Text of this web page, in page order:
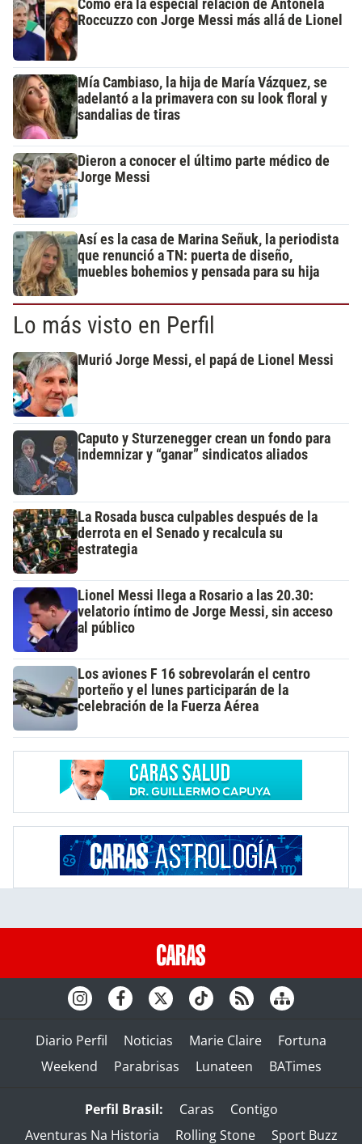
Cómo era la especial relación de Antonela
Roccuzzo con Jorge Messi más allá de Lionel
Mía Cambiaso, la hija de María Vázquez, se
adelantó a la primavera con su look floral y
sandalias de tiras
Dieron a conocer el último parte médico de
Jorge Messi
Así es la casa de Marina Señuk, la periodista
que renunció a TN: puerta de diseño,
muebles bohemios y pensada para su hija
Lo más visto en Perfil
Murió Jorge Messi, el papá de Lionel Messi
Caputo y Sturzenegger crean un fondo para
indemnizar y “ganar” sindicatos aliados
La Rosada busca culpables después de la
derrota en el Senado y recalcula su
estrategia
Lionel Messi llega a Rosario a las 20.30:
velatorio íntimo de Jorge Messi, sin acceso
al público
Los aviones F 16 sobrevolarán el centro
porteño y el lunes participarán de la
celebración de la Fuerza Aérea
Diario Perfil Noticias Marie Claire
Fortuna
Weekend
Parabrisas Lunateen BATimes
Perfil Brasil: Caras
Contigo
Aventuras Na Historia
Rolling Stone Sport Buzz